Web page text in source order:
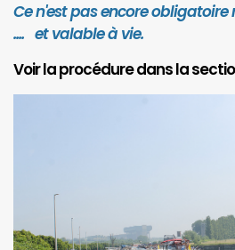
Ce n'est pas encore
.... et valable à vie.
Voir la procédure dans la